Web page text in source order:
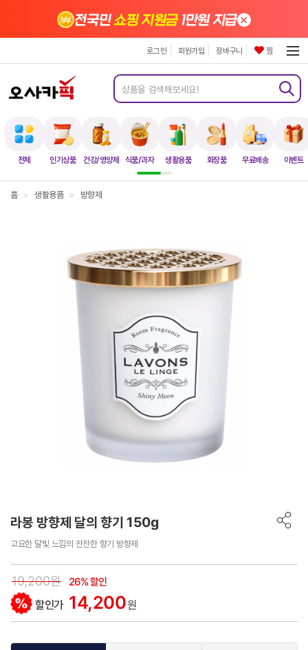
전체 인기상품 건강/영양제 식품/과자 생활용품 화장품 무료배송 이벤트
전국민쇼핑 지원금1만원 지급×
로그인 회원가입 장바구니 찜
홈 > 생활용품 > 방향제
라봉 방향제 달의 향기 150g
고요한 달빛 느낌의 잔잔한 향기 방향제
19,200원 26% 할인
할인가 14,200원